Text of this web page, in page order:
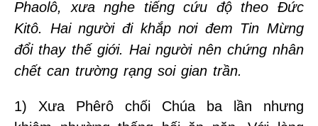
Phaolô, xưa nghe tiếng cứu độ theo Đức
Kitô. Hai người đi khắp nơi đem Tin Mừng
đổi thay thế giới. Hai người nên chứng nhân
chết can trường rạng soi gian trần.
1) Xưa Phêrô chối Chúa ba lần nhưng